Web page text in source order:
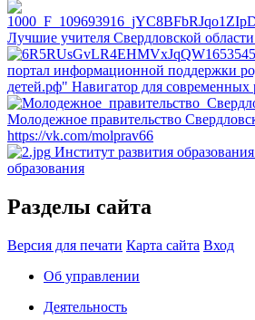
Лучшие учителя Свердловской области
портал информационной поддержки
детей.рф" Навигатор для современных
Молодежное правительство
https://vk.com/molprav66
Институт развития образования
образования
Разделы сайта
Версия для печати Карта сайта Вход
Об управлении
Деятельность